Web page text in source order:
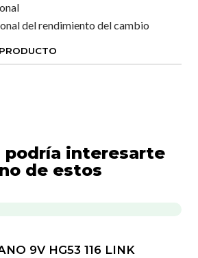
del rendimiento del cambio
podría interesarte
de estos
9V HG53 116 LINK